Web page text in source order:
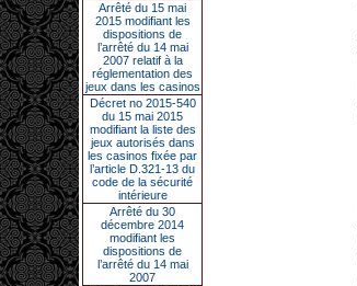
Arrêté du 15 mai
2015 modifiant les
dispositions de
l’arrêté du 14 mai
2007 relatif à la
réglementation des
jeux dans les casinos
Décret no 2015-540
du 15 mai 2015
modifiant la liste des
jeux autorisés dans
les casinos fixée par
l’article D.321-13 du
code de la sécurité
intérieure
Arrêté du 30
décembre 2014
modifiant les
dispositions de
l’arrêté du 14 mai
2007